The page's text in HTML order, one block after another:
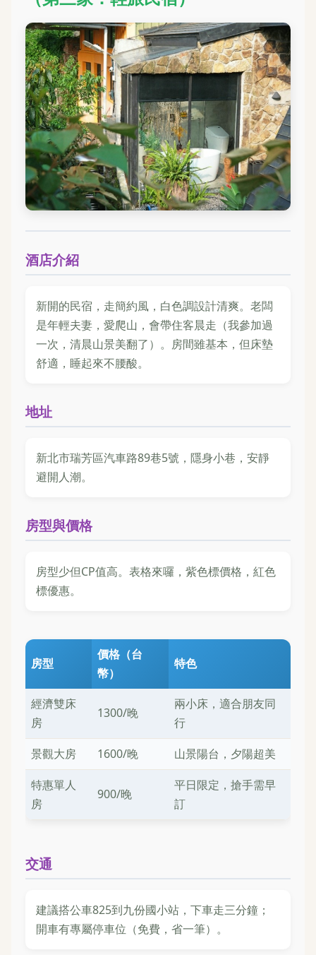
酒店介紹
新開的民宿，走簡約風，白色調設計清爽。老闆
是年輕夫妻，愛爬山，會帶住客晨走（我參加過
一次，清晨山景美翻了）。房間雖基本，但床墊
舒適，睡起來不腰酸。
地址
新北市瑞芳區汽車路89巷5號，隱身小巷，安靜
避開人潮。
房型與價格
房型少但CP值高。表格來囉，紫色標價格，紅色
標優惠。
房型
價格（台
幣）
特色
經濟雙床
房
1300/晚
兩小床，適合朋友同
行
景觀大房
1600/晚
山景陽台，夕陽超美
特惠單人
房
900/晚
平日限定，搶手需早
訂
交通
建議搭公車825到九份國小站，下車走三分鐘；
開車有專屬停車位（免費，省一筆）。